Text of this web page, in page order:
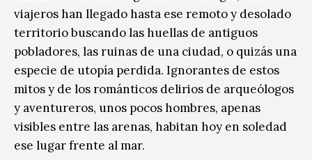
viajeros han llegado hasta ese remoto y desolado
territorio buscando las huellas de antiguos
pobladores, las ruinas de una ciudad, o quizás una
especie de utopía perdida. Ignorantes de estos
mitos y de los románticos delirios de arqueólogos
y aventureros, unos pocos hombres, apenas
visibles entre las arenas, habitan hoy en soledad
ese lugar frente al mar.